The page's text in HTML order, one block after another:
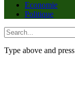
Economie
Politique
Type above and press